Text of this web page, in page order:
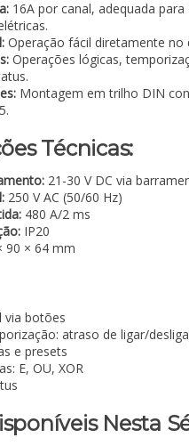
16A por canal, adequada
Operação fácil diretamente no
Operações lógicas,
Montagem em trilho DIN
Técnicas:
21-30 V DC via
250 V AC (50/60 Hz)
480 A/2 ms
IP20
90 × 64 mm
via botões
atraso de ligar/
e presets
E, OU, XOR
Nesta